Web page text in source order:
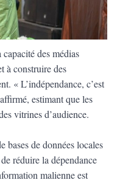
des médias
à construire des
« L’indépendance, c’est
estimant que les
vitrines d’audience.
bases de données locales
réduire la dépendance
malienne est